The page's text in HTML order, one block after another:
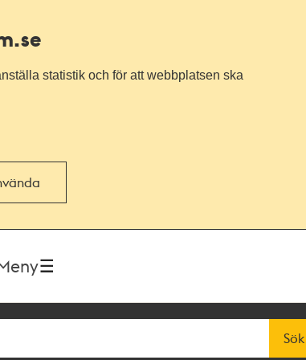
statistik och för att webbplatsen ska
Sök